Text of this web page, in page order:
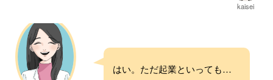
kaisei
はい。ただ起業といっても…